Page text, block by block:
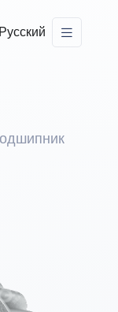
Русский